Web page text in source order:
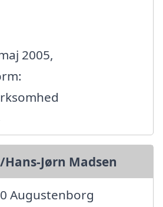
2005,
Jørn Madsen
Augustenborg